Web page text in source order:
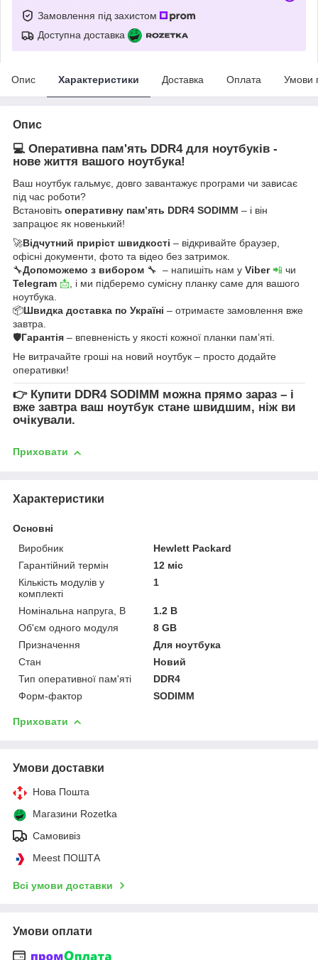
Замовлення під захистом
Доступна доставка
Опис Характеристики Доставка Оплата Умови
Опис
💻 Оперативна пам'ять DDR4 для ноутбуків -
нове життя вашого ноутбука!
Ваш ноутбук гальмує, довго завантажує програми чи зависає
під час роботи?
Встановіть оперативну пам’ять DDR4 SODIMM – і він
запрацює як новенький!
🚀Відчутний приріст швидкості – відкривайте браузер,
офісні документи, фото та відео без затримок.
🔧Допоможемо з вибором 🔧 – напишіть нам у Viber📲 чи
Telegram 📩 , і ми підберемо сумісну планку саме для вашого
ноутбука.
📦Швидка доставка по Україні – отримаєте замовлення вже
завтра.
🛡Гарантія – впевненість у якості кожної планки пам’яті.
Не витрачайте гроші на новий ноутбук – просто додайте
оперативки!
👉 Купити DDR4 SODIMM можна прямо зараз – і
вже завтра ваш ноутбук стане швидшим, ніж ви
очікували.
Приховати
Характеристики
Основні
Виробник
Hewlett Packard
Гарантійний термін
12 міс
Кількість модулів у
комплекті
1
Номінальна напруга, В
1.2 В
Об'єм одного модуля
8 GB
Призначення
Для ноутбука
Стан
Новий
Тип оперативної пам'яті
DDR4
Форм-фактор
SODIMM
Приховати
Умови доставки
Нова Пошта
Магазини Rozetka
Самовивіз
Meest ПОШТА
Всі умови доставки
Умови оплати